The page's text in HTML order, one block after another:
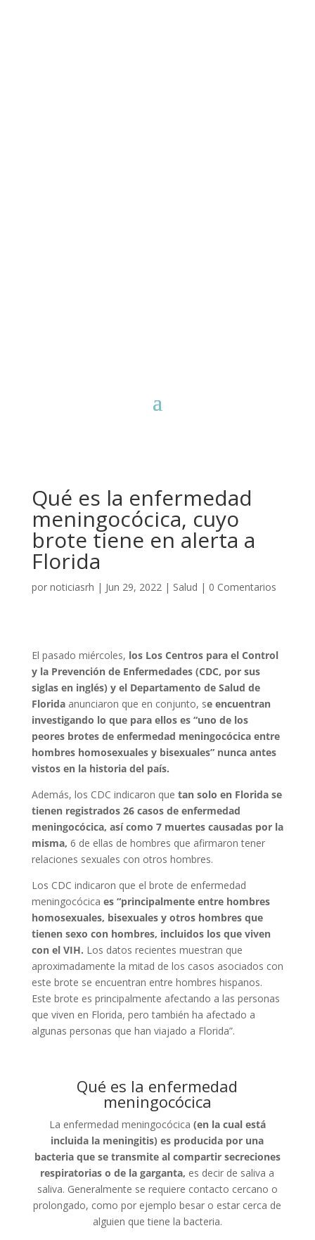
Qué es la enfermedad
meningocócica, cuyo
brote tiene en alerta a
Florida
por noticiasrh | Jun 29, 2022| Salud | 0 Comentarios
El pasado miércoles, los Los Centros para el Control
y la Prevención de Enfermedades (CDC, por sus
siglas en inglés) y el Departamento de Salud de
Florida anunciaron que en conjunto, se encuentran
investigando lo que para ellos es “uno de los
peores brotes de enfermedad meningocócica entre
hombres homosexuales y bisexuales” nunca antes
vistos en la historia del país.
Además, los CDC indicaron que tan solo en Florida se
tienen registrados 26 casos de enfermedad
meningocócica, así como 7 muertes causadas por la
misma, 6 de ellas de hombres que afirmaron tener
relaciones sexuales con otros hombres.
Los CDC indicaron que el brote de enfermedad
meningocócica es “principalmente entre hombres
homosexuales, bisexuales y otros hombres que
tienen sexo con hombres, incluidos los que viven
con el VIH. Los datos recientes muestran que
aproximadamente la mitad de los casos asociados con
este brote se encuentran entre hombres hispanos.
Este brote es principalmente afectando a las personas
que viven en Florida, pero también ha afectado a
algunas personas que han viajado a Florida”.
Qué es la enfermedad
meningocócica
La enfermedad meningocócica (en la cual está
incluida la meningitis) es producida por una
bacteria que se transmite al compartir secreciones
respiratorias o de la garganta, es decir de saliva a
saliva. Generalmente se requiere contacto cercano o
prolongado, como por ejemplo besar o estar cerca de
alguien que tiene la bacteria.